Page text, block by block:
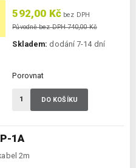
1A
2m
592,00 Kč bez DPH
Původně bez DPH 740,00 Kč
Skladem: dodání 7-14 dní
Porovnat
DO KOŠÍKU